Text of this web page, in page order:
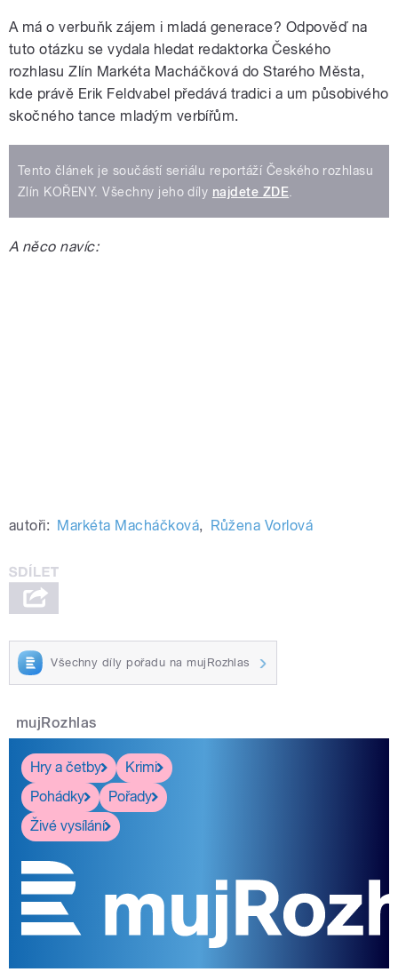
A má o verbuňk zájem i mladá generace? Odpověď na
tuto otázku se vydala hledat redaktorka Českého
rozhlasu Zlín Markéta Macháčková do Starého Města,
kde právě Erik Feldvabel předává tradici a um působivého
skočného tance mladým verbířům.
Tento článek je součástí seriálu reportáží Českého rozhlasu
Zlín KOŘENY. Všechny jeho díly najdete ZDE
A něco navíc:
autoři: Markéta Macháčková, Růžena Vorlová
Všechny díly pořadu na mujRozhlas
mujRozhlas
Hry a četby
Krimi
Pohádky
Pořady
Živé vysílání